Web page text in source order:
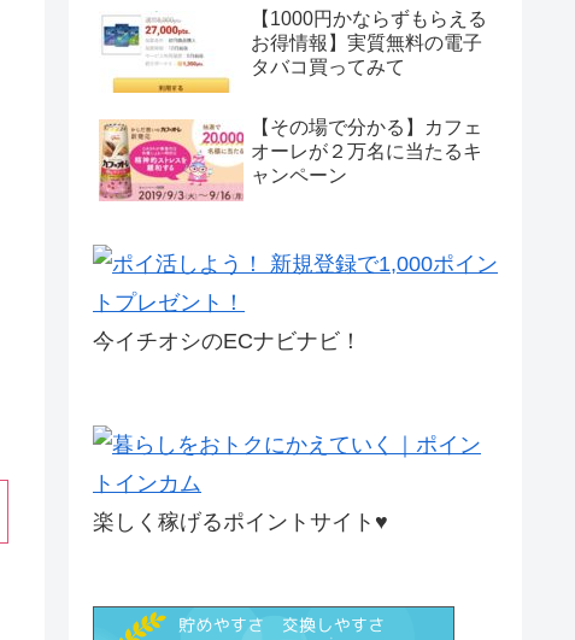
【1000円かならずもらえる
お得情報】実質無料の電子
タバコ買ってみて
【その場で分かる】カフェ
オーレが２万名に当たるキ
ャンペーン
今イチオシのECナビナビ！
楽しく稼げるポイントサイト♥